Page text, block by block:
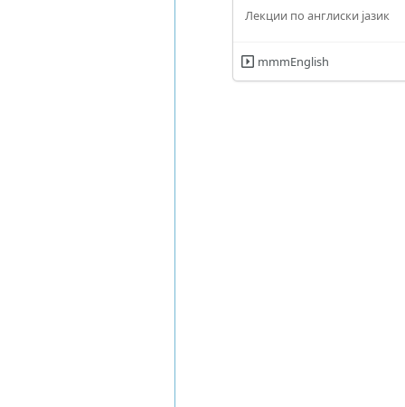
Лекции по англиски јазик
mmmEnglish